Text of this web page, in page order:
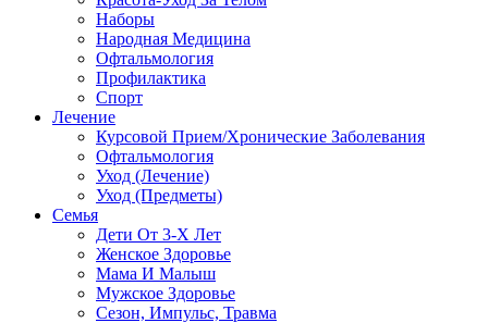
Наборы
Народная Медицина
Офтальмология
Профилактика
Спорт
Лечение
Курсовой Прием/Хронические Заболевания
Офтальмология
Уход (Лечение)
Уход (Предметы)
Семья
Дети От 3-Х Лет
Женское Здоровье
Мама И Малыш
Мужское Здоровье
Сезон, Импульс, Травма